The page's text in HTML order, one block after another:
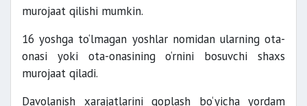
murojaat qilishi mumkin.
16 yoshga to‘lmagan yoshlar nomidan ularning ota-
onasi yoki ota-onasining o‘rnini bosuvchi shaxs
murojaat qiladi.
Davolanish xarajatlarini qoplash bo‘yicha yordam